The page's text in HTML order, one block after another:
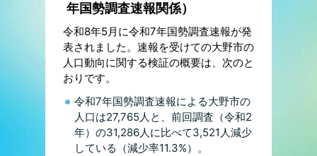
年国勢調査速報関係）
令和8年5月に令和7年国勢調査速報が発
表されました。速報を受けての大野市の
人口動向に関する検証の概要は、次のと
おりです。
令和7年国勢調査速報による大野市の
人口は27,765人と、前回調査（令和2
年）の31,286人に比べて3,521人減少
している（減少率11.3%）。